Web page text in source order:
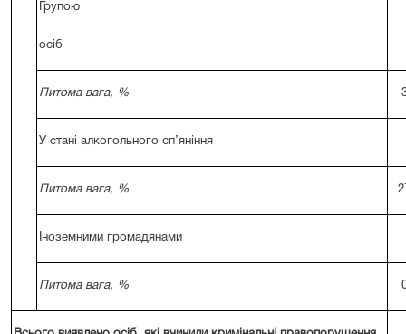
Групою
осіб
Питома вага, %
У стані алкогольного сп’яніння
Питома вага, %
Іноземними громадянами
Питома вага, %